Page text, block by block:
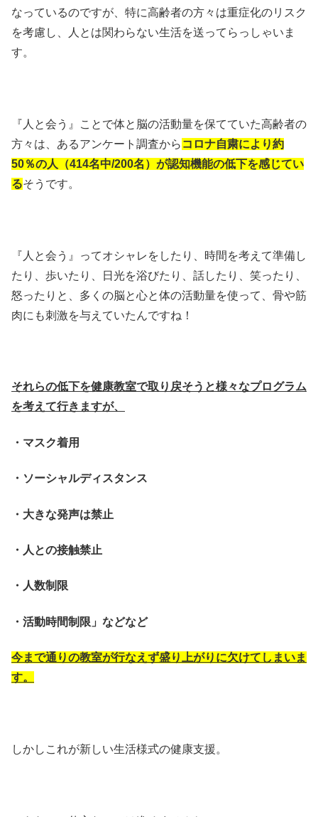
なっているのですが、特に高齢者の方々は重症化のリスク
を考慮し、人とは関わらない生活を送ってらっしゃいま
す。
『人と会う』ことで体と脳の活動量を保てていた高齢者の
方々は、あるアンケート調査から コロナ自粛により約
50％の人（414名中/200名）が認知機能の低下を感じてい
るそうです。
『人と会う』ってオシャレをしたり、時間を考えて準備し
たり、歩いたり、日光を浴びたり、話したり、笑ったり、
怒ったりと、多くの脳と心と体の活動量を使って、骨や筋
肉にも刺激を与えていたんですね！
それらの低下を健康教室で取り戻そうと様々なプログラム
を考えて行きますが、
・マスク着用
・ソーシャルディスタンス
・大きな発声は禁止
・人との接触禁止
・人数制限
・活動時間制限」などなど
今まで通りの教室が行なえず盛り上がりに欠けてしまいま
す。
しかしこれが新しい生活様式の健康支援。